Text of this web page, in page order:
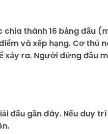
thành 16 bảng đấu
và xếp hạng. Cơ thủ
ra. Người đứng đầu
đấu gần đây. Nếu duy